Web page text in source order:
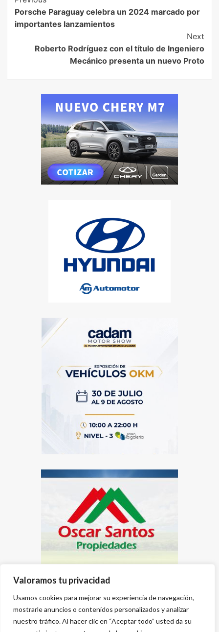
Valoramos tu privacidad
Usamos cookies para mejorar su experiencia de navegación,
mostrarle anuncios o contenidos personalizados y analizar
nuestro tráfico. Al hacer clic en “Aceptar todo” usted da su
Porsche Paraguay celebra un 2024 marcado por
importantes lanzamientos
Next
Roberto Rodríguez con el título de Ingeniero
Mecánico presenta un nuevo Proto